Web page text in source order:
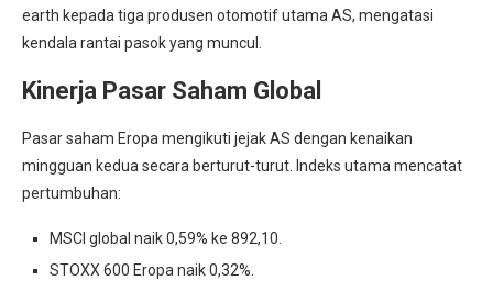
earth kepada tiga produsen otomotif utama AS, mengatasi
kendala rantai pasok yang muncul.
Kinerja Pasar Saham Global
Pasar saham Eropa mengikuti jejak AS dengan kenaikan
mingguan kedua secara berturut-turut. Indeks utama mencatat
pertumbuhan:
MSCI global naik 0,59% ke 892,10.
STOXX 600 Eropa naik 0,32%.